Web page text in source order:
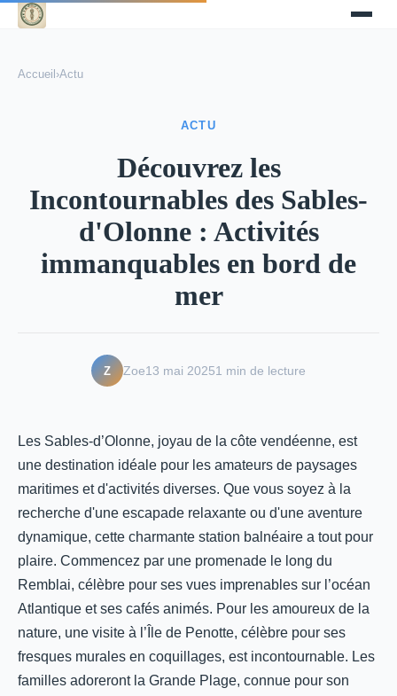
Accueil ›Actu
ACTU
Découvrez les
Incontournables des Sables-
d'Olonne : Activités
immanquables en bord de
mer
Z Zoe13 mai 20251 min de lecture
Les Sables-d’Olonne, joyau de la côte vendéenne, est
une destination idéale pour les amateurs de paysages
maritimes et d'activités diverses. Que vous soyez à la
recherche d'une escapade relaxante ou d'une aventure
dynamique, cette charmante station balnéaire a tout pour
plaire. Commencez par une promenade le long du
Remblai, célèbre pour ses vues imprenables sur l’océan
Atlantique et ses cafés animés. Pour les amoureux de la
nature, une visite à l’Île de Penotte, célèbre pour ses
fresques murales en coquillages, est incontournable. Les
familles adoreront la Grande Plage, connue pour son